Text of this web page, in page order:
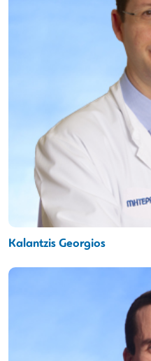
Kalantzis Georgios